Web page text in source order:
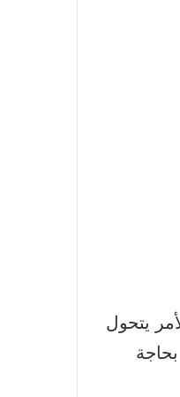
الأمر يتحول